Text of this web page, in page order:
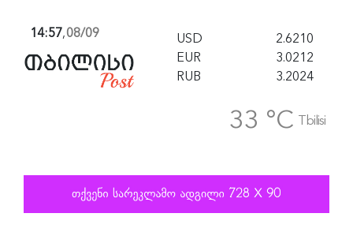
14:57,08/09 USD
2.6210
EUR
3.0212
RUB
3.2024
33 °C Tbilisi